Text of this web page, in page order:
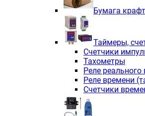
Бумага крафт
Таймеры,
Счетчики
Тахометры
Реле реального
Реле времени
Счетчики